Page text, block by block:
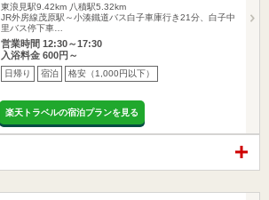
東浪見駅9.42km 八積駅5.32km
JR外房線茂原駅～小湊鐵道バス白子車庫行き21分、白子中
里バス停下車…
営業時間 12:30～17:30
入浴料金 600円～
日帰り 宿泊 格安（1,000円以下）
楽天トラベルの宿泊プランを見る